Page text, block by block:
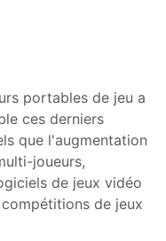
portables de jeu a
ces derniers
que l'augmentation
joueurs,
de jeux vidéo
de jeux